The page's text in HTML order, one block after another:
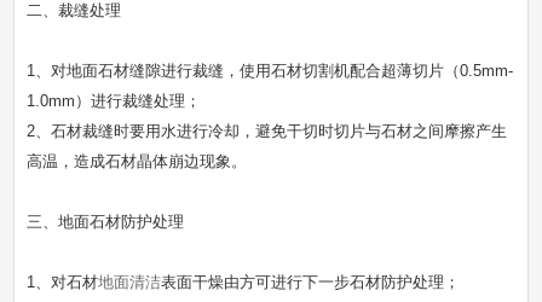
二、裁缝处理
1、对地面石材缝隙进行裁缝，使用石材切割机配合超薄切片（0.5mm-
1.0mm）进行裁缝处理；
2、石材裁缝时要用水进行冷却，避免干切时切片与石材之间摩擦产生
高温，造成石材晶体崩边现象。
三、地面石材防护处理
1、对石材地面清洁表面干燥由方可进行下一步石材防护处理；